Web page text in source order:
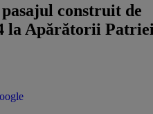
construit de
la Apărătorii